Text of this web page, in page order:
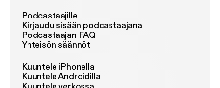
Podcastaajille
Kirjaudu sisään podcastaajana
Podcastaajan FAQ
Yhteisön säännöt
Kuuntele iPhonella
Kuuntele Androidilla